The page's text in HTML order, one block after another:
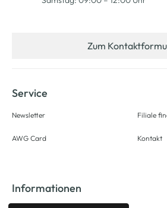
Zum
Service
Newsletter
AWG Card
Filiale
Kontakt
Informationen